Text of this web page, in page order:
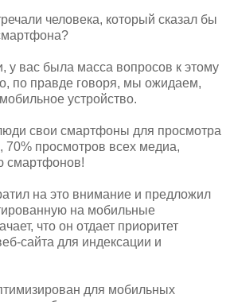
человека, который сказал бы
у вас была масса вопросов к этому
по правде говоря, мы ожидаем,
устройство.
свои смартфоны для просмотра
70% просмотров всех медиа,
смартфонов!
на это внимание и предложил
на мобильные
что он отдает приоритет
сайта для индексации и
для мобильных